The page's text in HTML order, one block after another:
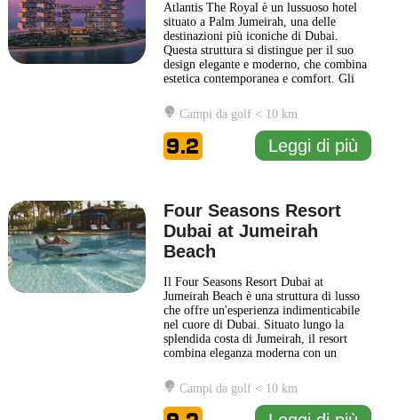
Atlantis The Royal è un lussuoso hotel
situato a Palm Jumeirah, una delle
destinazioni più iconiche di Dubai.
Questa struttura si distingue per il suo
design elegante e moderno, che combina
estetica contemporanea e comfort. Gli
alta classe, caratterizzata da servizi
eccezionali e una vasta gamma di
amenità. Atlantis The Royal offre
diverse opzioni di ristorazione ... Leggi
di più
Campi da golf < 10 km
9.2 Leggi di più
Four Seasons Resort
Dubai at Jumeirah
Beach
Il Four Seasons Resort Dubai at
Jumeirah Beach è una struttura di lusso
che offre un'esperienza indimenticabile
nel cuore di Dubai. Situato lungo la
splendida costa di Jumeirah, il resort
combina eleganza moderna con un
tradizionale. Gli ospiti possono godere di
camere e suite spaziose, ognuna
caratterizzata da arredi raffinati e dotata
Campi da golf < 10 km